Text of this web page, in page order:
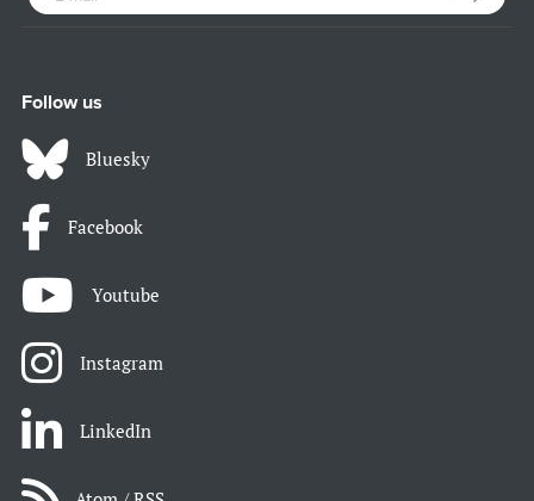
Follow us
Bluesky
Facebook
Youtube
Instagram
LinkedIn